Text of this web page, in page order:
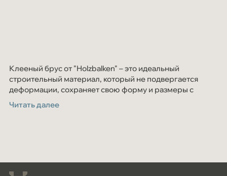
Клееный брус от "Holzbalken" – это идеальный
строительный материал, который не подвергается
деформации, сохраняет свою форму и размеры с
течением времени. В качестве сырья используется
только высококачественная сосна и ель c севера
Читать далее